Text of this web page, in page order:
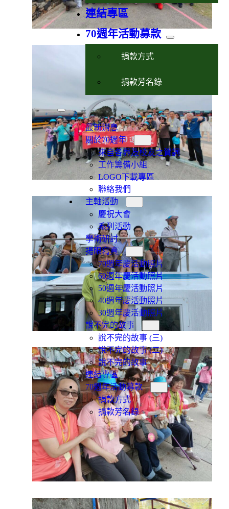
連結專區
70週年活動募款
捐款方式
捐款芳名錄
最新消息
關於70週年
來自各界及校友之賀詞
工作籌備小組
LOGO下載專區
聯絡我們
主軸活動
慶祝大會
系列活動
學術研討
揚眼寫真
70週年慶活動照片
60週年慶活動照片
50週年慶活動照片
40週年慶活動照片
30週年慶活動照片
說不完的故事
說不完的故事 (三)
說不完的故事 (二)
說不完的故事
連結專區
70週年活動募款
捐款方式
捐款芳名錄